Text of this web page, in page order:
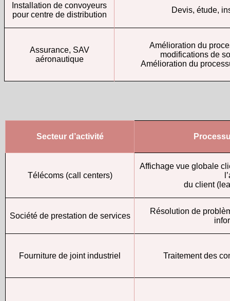
Installation de convoyeurs
pour centre de distribution
Devis, étude,
Assurance, SAV
aéronautique
Amélioration du
modifications de
Amélioration du
Secteur d’activité
Télécoms (call centers)
Affichage vue globale
du client
Société de prestation de services
Résolution de
Fourniture de joint industriel Traitement des